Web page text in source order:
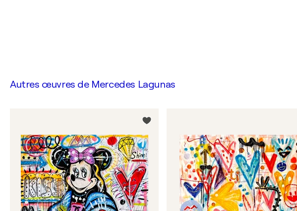
Autres œuvres de Mercedes Lagunas